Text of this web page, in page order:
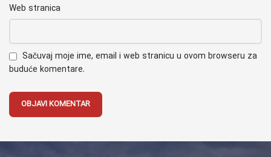
Web stranica
Sačuvaj moje ime, email i web stranicu u ovom browseru za
buduće komentare.